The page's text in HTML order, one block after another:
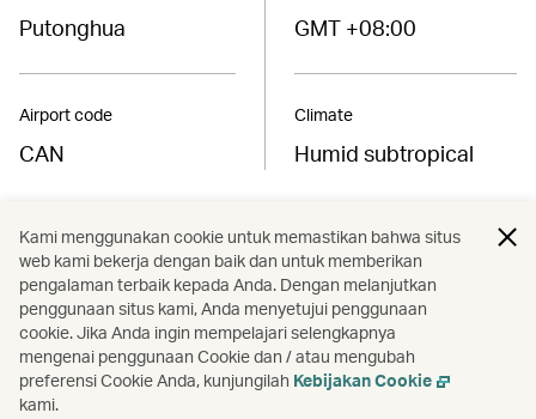
Putonghua
Airport code
CAN
GMT +08:00
Climate
Humid subtropical
Find the best fares to
Guangzhou
Book now
Kami menggunakan cookie untuk memastikan bahwa situs
web kami bekerja dengan baik dan untuk memberikan
pengalaman terbaik kepada Anda. Dengan melanjutkan
penggunaan situs kami, Anda menyetujui penggunaan
cookie. Jika Anda ingin mempelajari selengkapnya
mengenai penggunaan Cookie dan / atau mengubah
preferensi Cookie Anda, kunjungilah Kebijakan Cookie
kami.